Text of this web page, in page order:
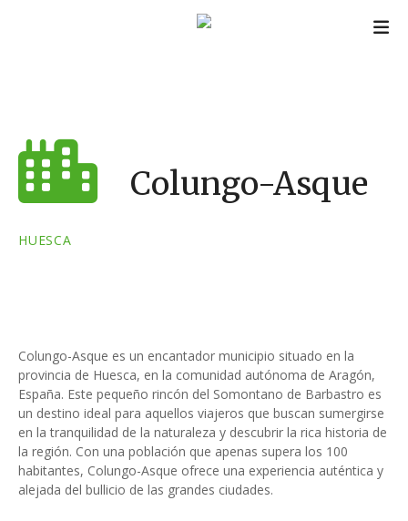
Colungo-Asque
HUESCA
Colungo-Asque es un encantador municipio situado en la
provincia de Huesca, en la comunidad autónoma de Aragón,
España. Este pequeño rincón del Somontano de Barbastro es
un destino ideal para aquellos viajeros que buscan sumergirse
en la tranquilidad de la naturaleza y descubrir la rica historia de
la región. Con una población que apenas supera los 100
habitantes, Colungo-Asque ofrece una experiencia auténtica y
alejada del bullicio de las grandes ciudades.